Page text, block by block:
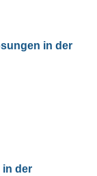
in der
in der